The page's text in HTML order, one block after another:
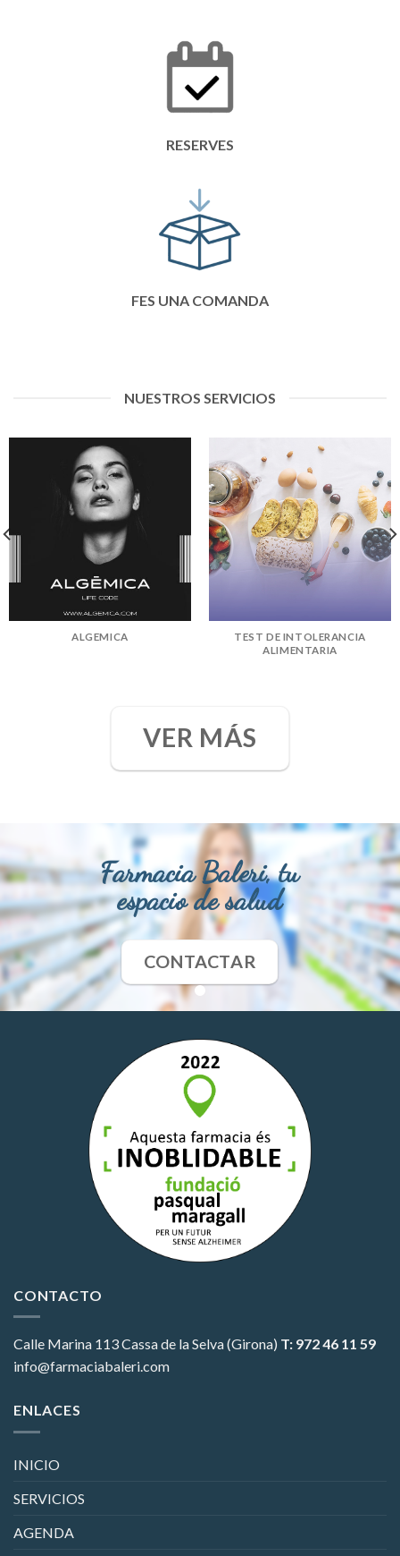
RESERVES
FES UNA COMANDA
NUESTROS SERVICIOS
ALGEMICA
TEST DE INTOLERANCIA
ALIMENTARIA
VER MÁS
Farmacia Baleri, tu
espacio de salud
CONTACTAR
CONTACTO
Calle Marina 113Cassa de la Selva (Girona) T: 972 46 11 59
info@farmaciabaleri.com
ENLACES
INICIO
SERVICIOS
AGENDA